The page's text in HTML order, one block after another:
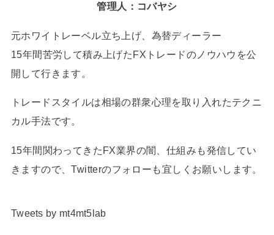
管理人：コバヤシ
元ホワイトレーベル立ち上げ、為替ディーラー
15年間苦労して積み上げたFXトレードのノウハウを公
開して行きます。
トレードスタイルは相場の群衆心理を取り入れたテクニ
カル手法です。
15年間関わってきたFX業界の闇、仕組みも発信してい
きますので、Twitterのフォローも宜しくお願いします。
Tweets by mt4mt5lab